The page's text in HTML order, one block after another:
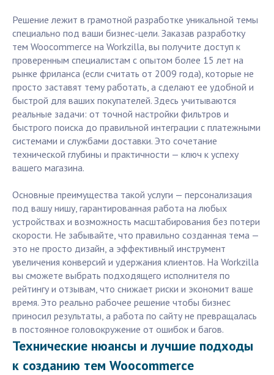
Решение лежит в грамотной разработке уникальной темы
специально под ваши бизнес-цели. Заказав разработку
тем Woocommerce на Workzilla, вы получите доступ к
проверенным специалистам с опытом более 15 лет на
рынке фриланса (если считать от 2009 года), которые не
просто заставят тему работать, а сделают ее удобной и
быстрой для ваших покупателей. Здесь учитываются
реальные задачи: от точной настройки фильтров и
быстрого поиска до правильной интеграции с платежными
системами и службами доставки. Это сочетание
технической глубины и практичности — ключ к успеху
вашего магазина.
Основные преимущества такой услуги — персонализация
под вашу нишу, гарантированная работа на любых
устройствах и возможность масштабирования без потери
скорости. Не забывайте, что правильно созданная тема —
это не просто дизайн, а эффективный инструмент
увеличения конверсий и удержания клиентов. На Workzilla
вы сможете выбрать подходящего исполнителя по
рейтингу и отзывам, что снижает риски и экономит ваше
время. Это реально рабочее решение чтобы бизнес
приносил результаты, а работа по сайту не превращалась
в постоянное головокружение от ошибок и багов.
Технические нюансы и лучшие подходы
к созданию тем Woocommerce